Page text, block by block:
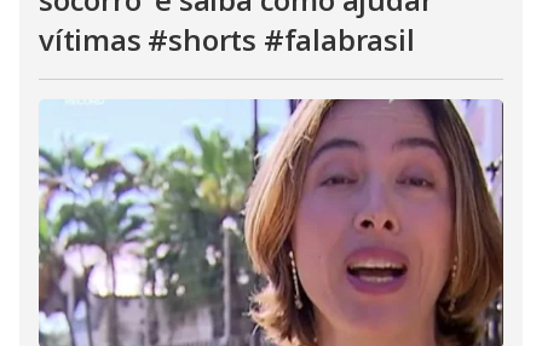
vítimas #shorts #falabrasil